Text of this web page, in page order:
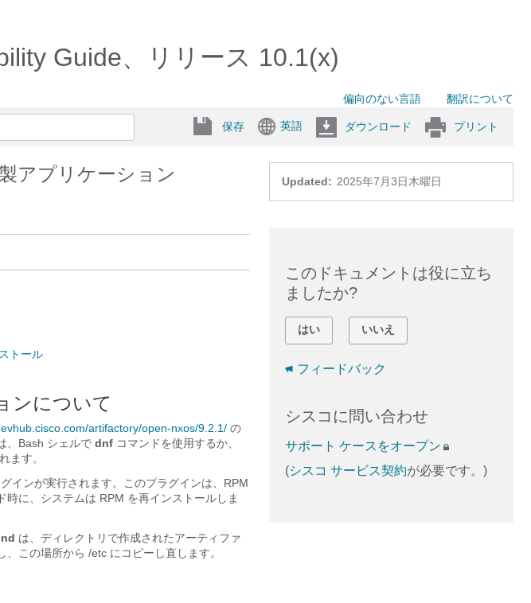
Guide、リリース 10.1(x)
偏向のない言語 翻訳について
保存 英語 ダウンロード プリント
Updated: 2025年7月3日木曜日
アプリケーション
トール
ンについて
artifactory/open-nxos/9.2.1/ の
、Bash シェルで dnf コマンドを使用するか、
ます。
インが実行されます。このプラグインは、RPM
に、システムは RPM を再インストールしま
は、ディレクトリで作成されたアーティファ
、この場所から /etc にコピーし直します。
このドキュメントは役に立ち
ましたか?
はい いいえ
フィードバック
シスコに問い合わせ
サポート ケースをオープン
(シスコ サービス契約が必要です。)